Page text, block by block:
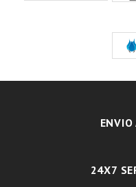
ENVIO
24X7